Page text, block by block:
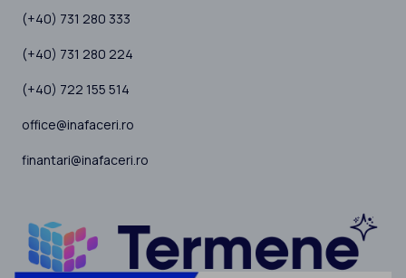
(+40) 731 280 333
(+40) 731 280 224
(+40) 722 155 514
office@inafaceri.ro
finantari@inafaceri.ro